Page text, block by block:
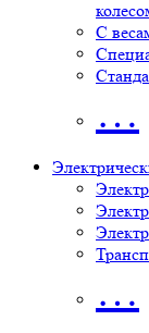
С
…
…